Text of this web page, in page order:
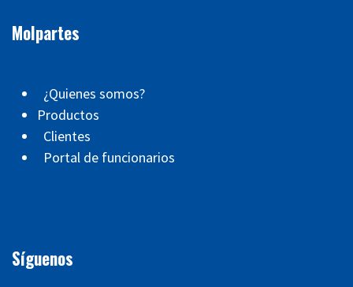
Molpartes
¿Quienes somos?
Productos
Clientes
Portal de funcionarios
Síguenos